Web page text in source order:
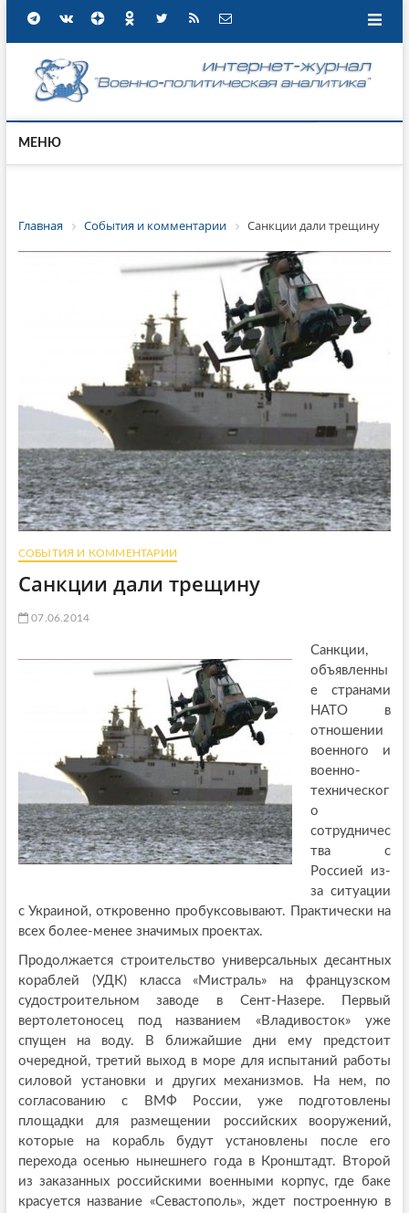
МЕНЮ
Главная События и комментарии Санкции дали трещину
СОБЫТИЯ И КОММЕНТАРИИ
Санкции дали трещину
07.06.2014
Санкции,
объявленны
е странами
НАТО в
отношении
военного и
военно-
техническог
о
сотрудничес
тва с
Россией из-
за ситуации
с Украиной, откровенно пробуксовывают. Практически на
всех более-менее значимых проектах.
Продолжается строительство универсальных десантных
кораблей (УДК) класса «Мистраль» на французском
судостроительном заводе в Сент-Назере. Первый
вертолетоносец под названием «Владивосток» уже
спущен на воду. В ближайшие дни ему предстоит
очередной, третий выход в море для испытаний работы
силовой установки и других механизмов. На нем, по
согласованию с ВМФ России, уже подготовлены
площадки для размещении российских вооружений,
которые на корабль будут установлены после его
перехода осенью нынешнего года в Кронштадт. Второй
из заказанных российскими военными корпус, где баке
красуется название «Севастополь», ждет построенную в